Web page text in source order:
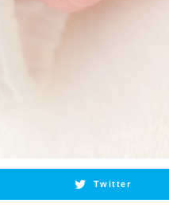
Twitter